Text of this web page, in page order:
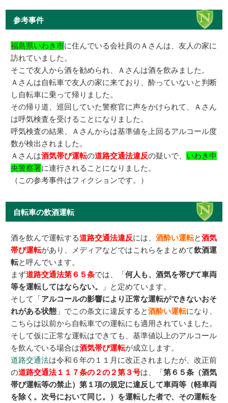
参考事件
福島県いわき市に住んでいる会社員のＡさんは、友人の家に
訪れていました。
そこで友人から酒を勧められ、Ａさんは酒を飲みました。
Ａさんは自転車で友人の家に来ており、酔っていないと判断
し自転車に乗って帰りました。
その帰り道、巡回していた警察官に声をかけられて、Ａさん
は呼気検査を受けることになりました。
呼気検査の結果、Ａさんからは基準値を上回るアルコール度
数が検出されました。
Ａさんは酒気帯び運転の道路交通法違反の疑いで、 いわき中
央警察署に連行されることになりました。
（この参考事件はフィクションです。）
自転車の飲酒運転
酒を飲んで運転する道路交通法違反には、酒酔い運転と酒気
帯び運転があり、メディアなどではこれらをまとめて飲酒運
転と呼んでいます。
まず道路交通法第６５条では、「何人も、酒気を帯びて車両
等を運転してはならない。
」と定めています。
そして「アルコールの影響により正常な運転ができないおそ
れがある状態 」でこの条文に違反すると酒酔い運転になり、
こちらは以前から自転車での運転にも適用されていました。
そして仮に正常な運転はできても、基準値以上のアルコール
を飲んでいる場合は酒気帯び運転が成立します。
道路交通法は令和６年の１１月に改正されましたが、改正前
の道路交通法１１７条の２の２第３号は、「第６５条（酒気
帯び運転等の禁止）第１項の規定に違反して車両等（軽車両
を除く。次号において同じ。）を運転した者で、その運転を